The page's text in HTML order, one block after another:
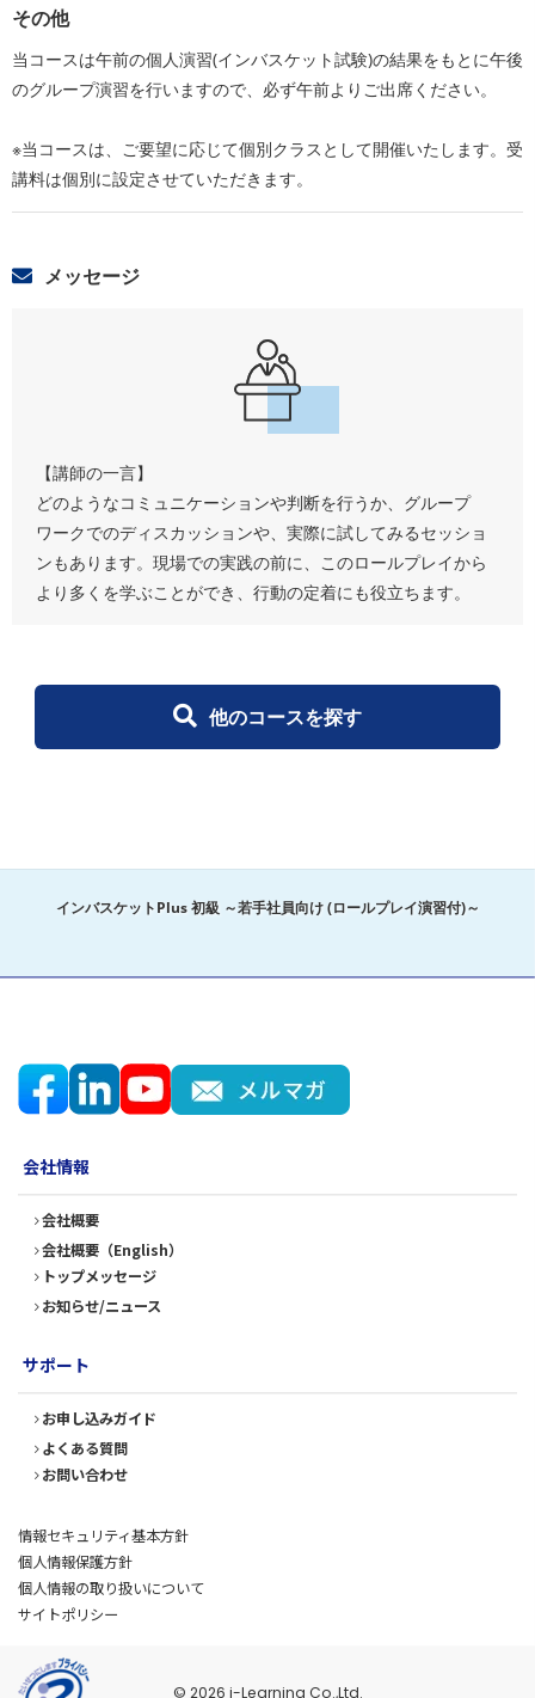
その他
当コースは午前の個人演習(インバスケット試験)の結果をもとに午後
のグループ演習を行いますので、必ず午前よりご出席ください。
※当コースは、ご要望に応じて個別クラスとして開催いたします。受
講料は個別に設定させていただきます。
メッセージ
【講師の一言】
どのようなコミュニケーションや判断を行うか、グループ
ワークでのディスカッションや、実際に試してみるセッショ
ンもあります。現場での実践の前に、このロールプレイから
より多くを学ぶことができ、行動の定着にも役立ちます。
他のコースを探す
インバスケットPlus 初級 ～若手社員向け (ロールプレイ演習付)～
会社情報
会社概要
会社概要（English）
トップメッセージ
お知らせ/ニュース
サポート
お申し込みガイド
よくある質問
お問い合わせ
情報セキュリティ基本方針
個人情報保護方針
個人情報の取り扱いについて
サイトポリシー
© 2026 i-Learning Co.,Ltd.